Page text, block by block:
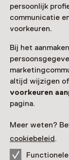
persoonlijk
communicatie
voorkeuren.
Bij het
altijd wijzigen
voorkeuren
pagina.
Meer weten?
cookiebeleid.
Meer informatie
Zien &